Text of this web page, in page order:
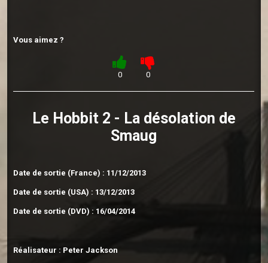
Vous aimez ?
0 0
Le Hobbit 2 - La désolation de
Smaug
Date de sortie (France) : 11/12/2013
Date de sortie (USA) : 13/12/2013
Date de sortie (DVD) : 16/04/2014
Réalisateur : Peter Jackson